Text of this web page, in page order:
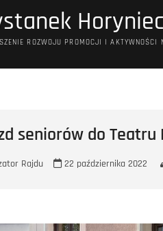
Horyniec
ROZWOJU PROMOCJI I AKTYWNOŚCI
seniorów do Teatru
Rajdu 22 października 2022